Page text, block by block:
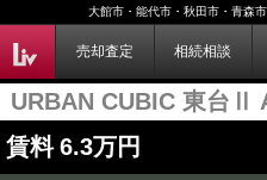
大館市・能代市・秋田市・青森
売却査定 相続相談
URBAN CUBIC 東台Ⅱ
賃料 6.3万円